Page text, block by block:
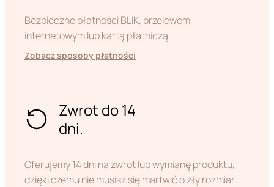
Bezpieczne płatności BLIK, przelewem
internetowym lub kartą płatniczą.
Zobacz sposoby płatności
Zwrot do 14
dni.
Oferujemy 14 dni na zwrot lub wymianę produktu,
dzięki czemu nie musisz się martwić o zły rozmiar.